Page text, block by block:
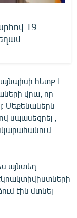
19
հետք է
վրա, որ
Մեքենաներն
սպասեցրել ,
այնտեղ
էին մտնել